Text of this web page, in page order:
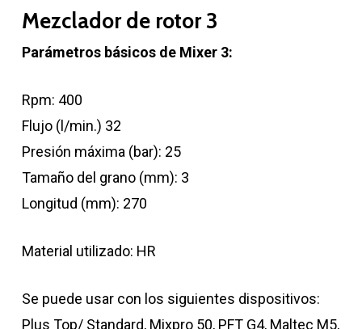
Mezclador de rotor 3
Parámetros básicos de Mixer 3:
Rpm: 400
Flujo (l/min.) 32
Presión máxima (bar): 25
Tamaño del grano (mm): 3
Longitud (mm): 270
Material utilizado: HR
Se puede usar con los siguientes dispositivos:
Plus Top/ Standard, Mixpro 50, PFT G4, Maltec M5,